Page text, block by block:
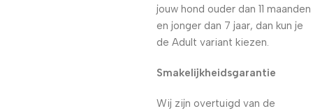
jouw hond ouder dan 11 maanden
en jonger dan 7 jaar, dan kun je
de Adult variant kiezen.
Smakelijkheidsgarantie
Wij zijn overtuigd van de